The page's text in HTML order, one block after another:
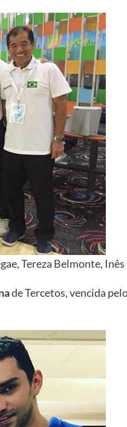
Tereza Belmonte,
de Tercetos, vencida